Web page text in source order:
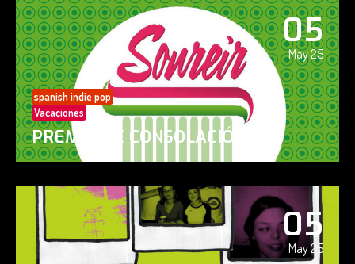
05
May 25
spanish indie pop
Vacaciones
PREMIO DE CONSOLACIÓN
05
May 25